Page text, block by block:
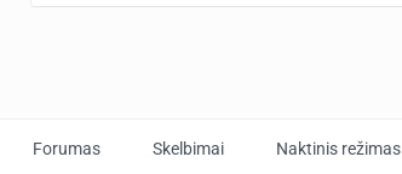
Forumas Skelbimai Naktinis režimas